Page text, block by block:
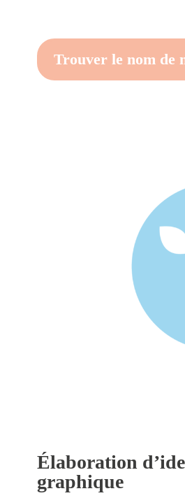
Trouver le nom de
Élaboration
graphique